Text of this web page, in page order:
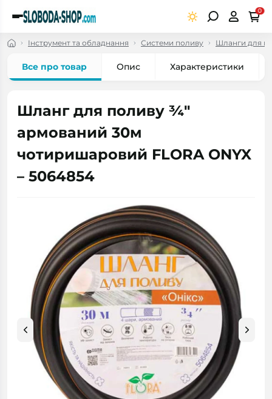
0
Інструмент та обладнання Системи поливу Шланги для
Все про товар Опис Характеристики
Шланг для поливу ¾"
армований 30м
чотиришаровий FLORA ONYX
– 5064854